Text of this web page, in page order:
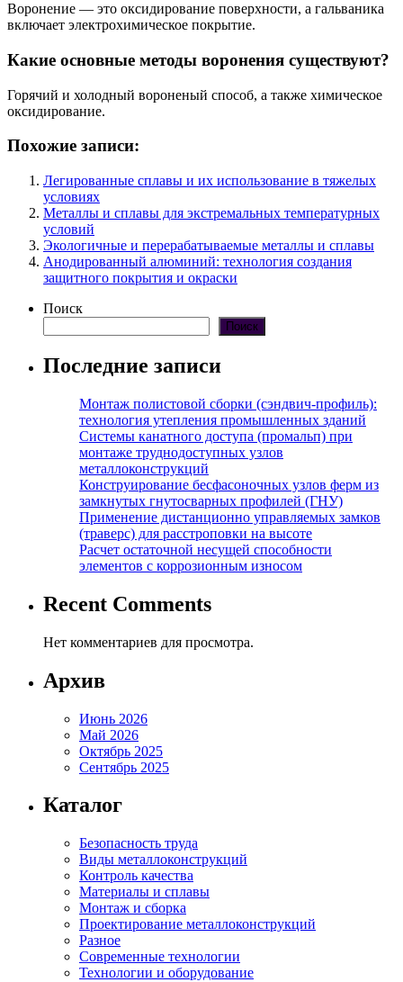
Воронение — это оксидирование поверхности, а гальваника
включает электрохимическое покрытие.
Какие основные методы воронения существуют?
Горячий и холодный вороненый способ, а также химическое
оксидирование.
Похожие записи:
Легированные сплавы и их использование в тяжелых
условиях
Металлы и сплавы для экстремальных температурных
условий
Экологичные и перерабатываемые металлы и сплавы
Анодированный алюминий: технология создания
защитного покрытия и окраски
Поиск
Поиск
Последние записи
Монтаж полистовой сборки (сэндвич-профиль):
технология утепления промышленных зданий
Системы канатного доступа (промальп) при
монтаже труднодоступных узлов
металлоконструкций
Конструирование бесфасоночных узлов ферм из
замкнутых гнутосварных профилей (ГНУ)
Применение дистанционно управляемых замков
(траверс) для расстроповки на высоте
Расчет остаточной несущей способности
элементов с коррозионным износом
Recent Comments
Нет комментариев для просмотра.
Архив
Июнь 2026
Май 2026
Октябрь 2025
Сентябрь 2025
Каталог
Безопасность труда
Виды металлоконструкций
Контроль качества
Материалы и сплавы
Монтаж и сборка
Проектирование металлоконструкций
Разное
Современные технологии
Технологии и оборудование